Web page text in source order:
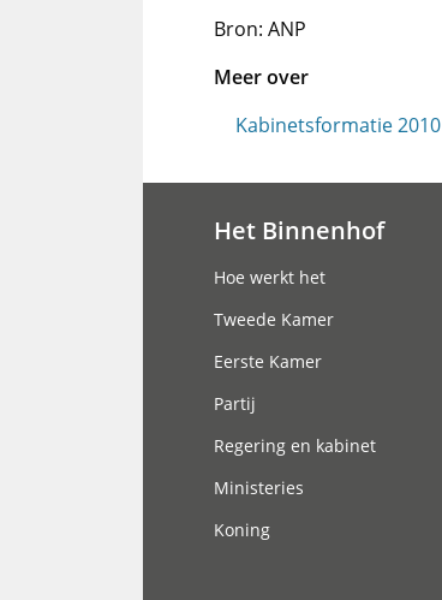
Bron: ANP
Meer over
Kabinetsformatie 2010
Het Binnenhof
Hoe werkt het
Tweede Kamer
Eerste Kamer
Partij
Regering en kabinet
Ministeries
Koning